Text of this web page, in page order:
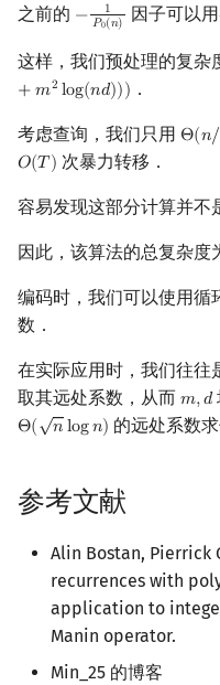
之前的 − 1
𝑃0(𝑛)
−1P0(n 因子可以
这样，我们预处理的复杂
+𝑚2 log(𝑛𝑑))) ．
考虑查询，我们只用 Θ(𝑛/
Θ(n/
𝑂(𝑇 )
O(T) 次暴力转移．
容易发现这部分计算并不
因此，该算法的总复杂度
编码时，我们可以使用循
数．
在实际应用时，我们往往
取其远处系数，从而 𝑚,𝑑
m,d
Θ(
√
𝑛log𝑛)
Θ(nlogn) 的远处系数求
参考文献
Alin Bostan, Pierrick
recurrences with
application to
Manin operator.
Min_25 的博客